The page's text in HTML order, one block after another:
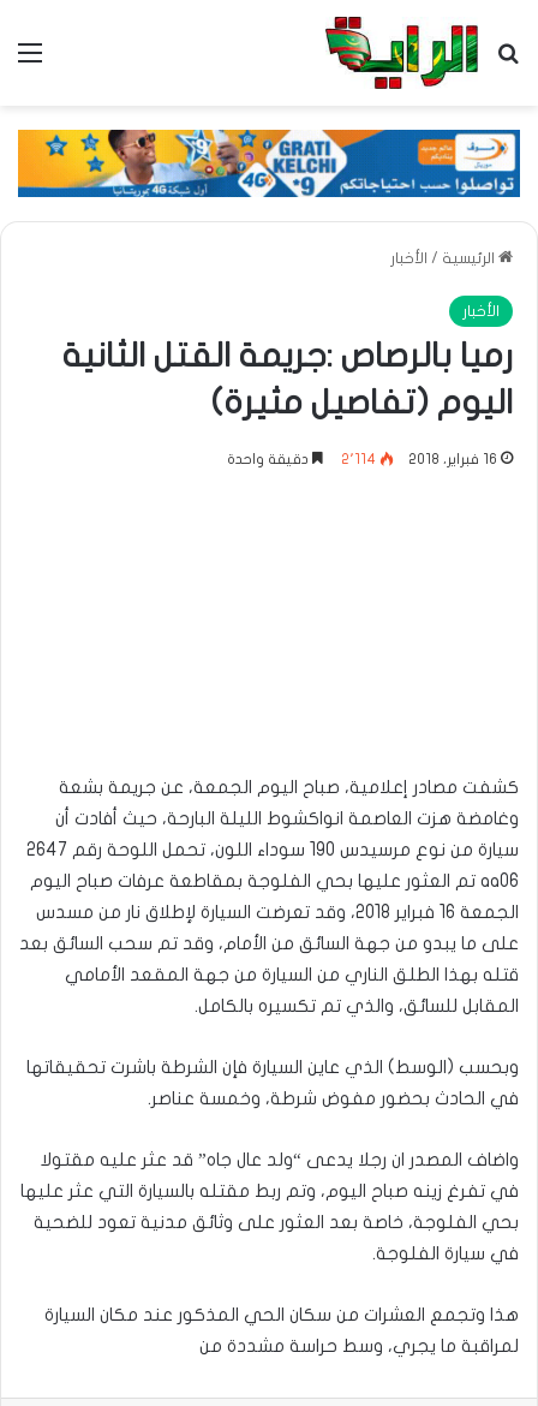
بحث عن
الرئيسية / الأخبار
الأخبار
رميا بالرصاص :جريمة القتل الثانية
اليوم (تفاصيل مثيرة)
16 فبراير، 2018 2٬114 دقيقة واحدة
كشفت مصادر إعلامية، صباح اليوم الجمعة، عن جريمة بشعة
وغامضة هزت العاصمة انواكشوط الليلة البارحة، حيث أفادت أن
سيارة من نوع مرسيدس 190 سوداء اللون، تحمل اللوحة رقم 2647
aa06 تم العثور عليها بحي الفلوجة بمقاطعة عرفات صباح اليوم
الجمعة 16 فبراير 2018، وقد تعرضت السيارة لإطلاق نار من مسدس
على ما يبدو من جهة السائق من الأمام، وقد تم سحب السائق بعد
قتله بهذا الطلق الناري من السيارة من جهة المقعد الأمامي
المقابل للسائق، والذي تم تكسيره بالكامل.
وبحسب (الوسط) الذي عاين السيارة فإن الشرطة باشرت تحقيقاتها
في الحادث بحضور مفوض شرطة، وخمسة عناصر.
واضاف المصدر ان رجلا يدعى “ولد عال جاه” قد عثر عليه مقتولا
في تفرغ زينه صباح اليوم، وتم ربط مقتله بالسيارة التي عثر عليها
بحي الفلوجة، خاصة بعد العثور على وثائق مدنية تعود للضحية
في سيارة الفلوجة.
هذا وتجمع العشرات من سكان الحي المذكور عند مكان السيارة
لمراقبة ما يجري، وسط حراسة مشددة من